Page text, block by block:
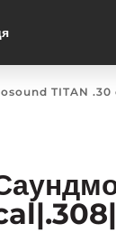
TITAN